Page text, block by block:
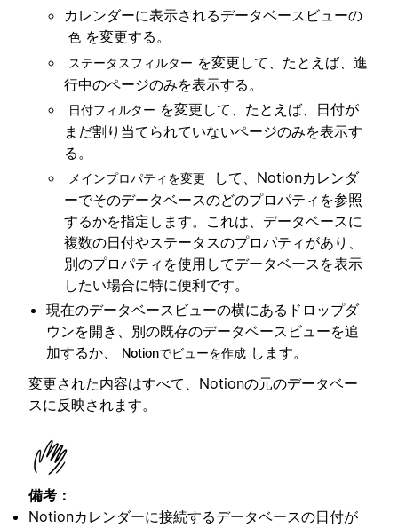
カレンダーに表示されるデータベースビューの
色 を変更する。
ステータスフィルター を変更して、たとえば、進
行中のページのみを表示する。
日付フィルター を変更して、たとえば、日付が
まだ割り当てられていないページのみを表示す
る。
メインプロパティを変更
して、Notionカレンダ
ーでそのデータベースのどのプロパティを参照
するかを指定します。これは、データベースに
複数の日付やステータスのプロパティがあり、
別のプロパティを使用してデータベースを表示
したい場合に特に便利です。
現在のデータベースビューの横にあるドロップダ
ウンを開き、別の既存のデータベースビューを追
加するか、
Notionでビューを作成 します。
変更された内容はすべて、Notionの元のデータベー
スに反映されます。
備考：
Notionカレンダーに接続するデータベースの日付が